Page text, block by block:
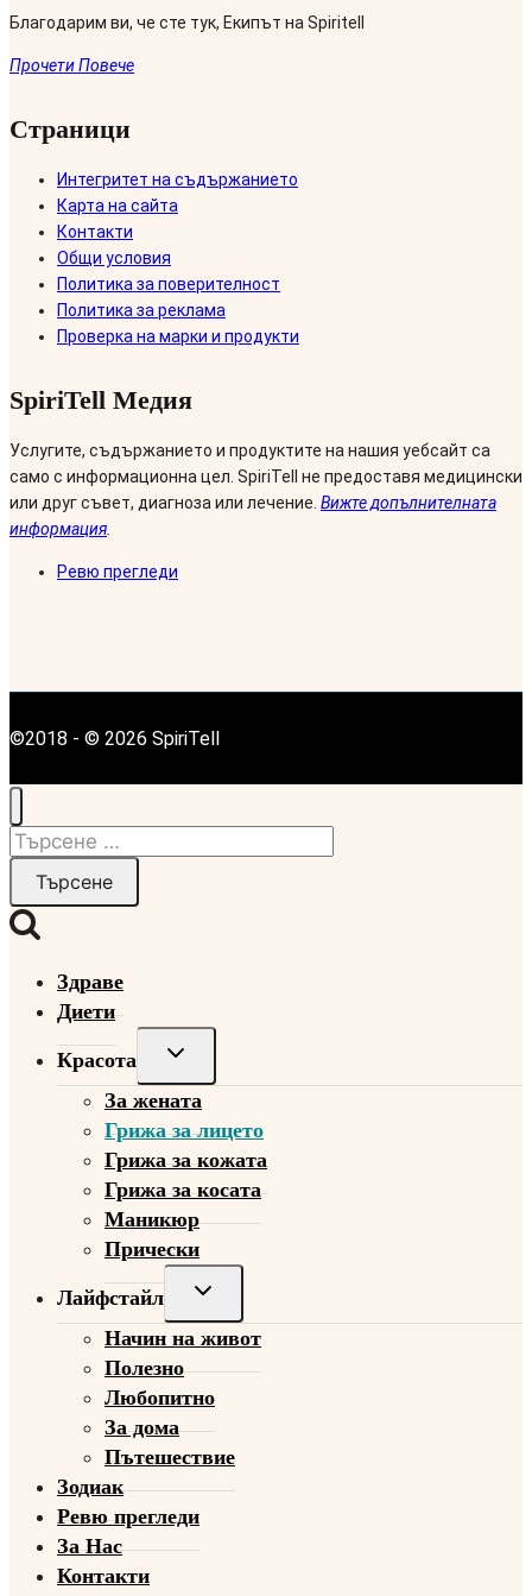
Благодарим ви, че сте тук, Екипът на Spiritell
Прочети Повече
Страници
Интегритет на съдържанието
Карта на сайта
Контакти
Общи условия
Политика за поверителност
Политика за реклама
Проверка на марки и продукти
SpiriTell Медия
Услугите, съдържанието и продуктите на нашия уебсайт са
само с информационна цел. SpiriTell не предоставя медицински
или друг съвет, диагноза или лечение. Вижте допълнителната
информация.
Ревю прегледи
©2018 - © 2026 SpiriTell
Търсене
Здраве
Диети
Красота
Toggle
menu
За жената
Грижа за лицето
Грижа за кожата
Грижа за косата
Маникюр
Прически
Лайфстайл
Toggle
menu
Начин на живот
Полезно
Любопитно
За дома
Пътешествие
Зодиак
Ревю прегледи
За Нас
Контакти